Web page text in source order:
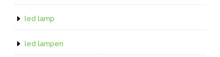
led lamp
led lampen